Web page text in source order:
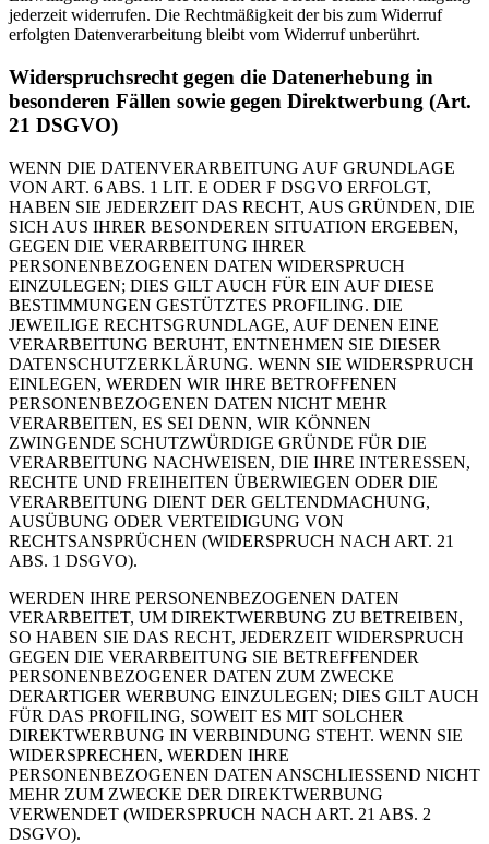
jederzeit widerrufen. Die Rechtmäßigkeit der bis zum Widerruf
erfolgten Datenverarbeitung bleibt vom Widerruf unberührt.
Widerspruchsrecht gegen die Datenerhebung in
besonderen Fällen sowie gegen Direktwerbung (Art.
21 DSGVO)
WENN DIE DATENVERARBEITUNG AUF GRUNDLAGE
VON ART. 6 ABS. 1 LIT. E ODER F DSGVO ERFOLGT,
HABEN SIE JEDERZEIT DAS RECHT, AUS GRÜNDEN, DIE
SICH AUS IHRER BESONDEREN SITUATION ERGEBEN,
GEGEN DIE VERARBEITUNG IHRER
PERSONENBEZOGENEN DATEN WIDERSPRUCH
EINZULEGEN; DIES GILT AUCH FÜR EIN AUF DIESE
BESTIMMUNGEN GESTÜTZTES PROFILING. DIE
JEWEILIGE RECHTSGRUNDLAGE, AUF DENEN EINE
VERARBEITUNG BERUHT, ENTNEHMEN SIE DIESER
DATENSCHUTZERKLÄRUNG. WENN SIE WIDERSPRUCH
EINLEGEN, WERDEN WIR IHRE BETROFFENEN
PERSONENBEZOGENEN DATEN NICHT MEHR
VERARBEITEN, ES SEI DENN, WIR KÖNNEN
ZWINGENDE SCHUTZWÜRDIGE GRÜNDE FÜR DIE
VERARBEITUNG NACHWEISEN, DIE IHRE INTERESSEN,
RECHTE UND FREIHEITEN ÜBERWIEGEN ODER DIE
VERARBEITUNG DIENT DER GELTENDMACHUNG,
AUSÜBUNG ODER VERTEIDIGUNG VON
RECHTSANSPRÜCHEN (WIDERSPRUCH NACH ART. 21
ABS. 1 DSGVO).
WERDEN IHRE PERSONENBEZOGENEN DATEN
VERARBEITET, UM DIREKTWERBUNG ZU BETREIBEN,
SO HABEN SIE DAS RECHT, JEDERZEIT WIDERSPRUCH
GEGEN DIE VERARBEITUNG SIE BETREFFENDER
PERSONENBEZOGENER DATEN ZUM ZWECKE
DERARTIGER WERBUNG EINZULEGEN; DIES GILT AUCH
FÜR DAS PROFILING, SOWEIT ES MIT SOLCHER
DIREKTWERBUNG IN VERBINDUNG STEHT. WENN SIE
WIDERSPRECHEN, WERDEN IHRE
PERSONENBEZOGENEN DATEN ANSCHLIESSEND NICHT
MEHR ZUM ZWECKE DER DIREKTWERBUNG
VERWENDET (WIDERSPRUCH NACH ART. 21 ABS. 2
DSGVO).